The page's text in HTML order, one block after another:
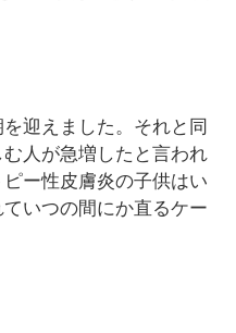
迎えました。それと同
人が急増したと言われ
ー性皮膚炎の子供はい
いつの間にか直るケー